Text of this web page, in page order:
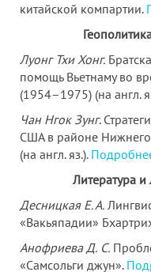
китайской компартии.
Луонг Тхи Хонг.
помощь Вьетнаму во
(1954–1975) (на англ.
Чан Нгок Зунг.
США в районе
(на англ. яз.).
Литература и
Десницкая Е. А.
«Вакьяпадии»
Анофриева Д. С.
«Самсольги джун».